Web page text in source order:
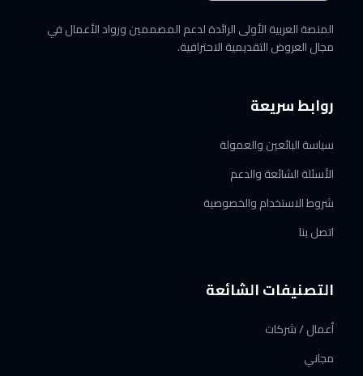
المنصة العربية الأولى الرائدة لدعم المصممين ورواد الأعمال في
مجال العروض التقديمية الاحترافية.
روابط سريعة
سياسة البائعين والعمولة
الأسئلة الشائعة والدعم
شروط الاستخدام والخصوصية
اتصل بنا
التصنيفات الشائعة
أعمال / شركات
مجاني